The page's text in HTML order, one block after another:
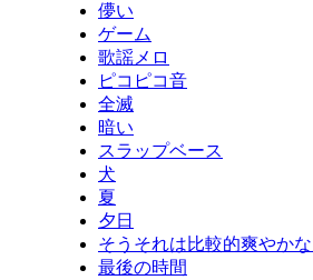
儚い
ゲーム
歌謡メロ
ピコピコ音
全滅
暗い
スラップベース
犬
夏
夕日
そうそれは比較的爽やか
最後の時間